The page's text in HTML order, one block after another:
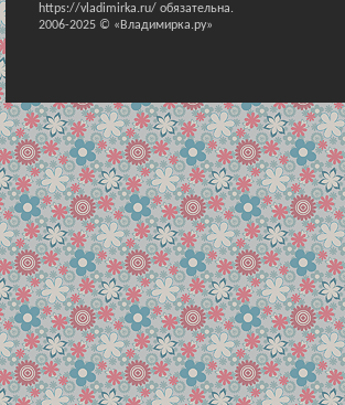
https://vladimirka.ru/ обязательна.
2006-2025 © «Владимирка.ру»